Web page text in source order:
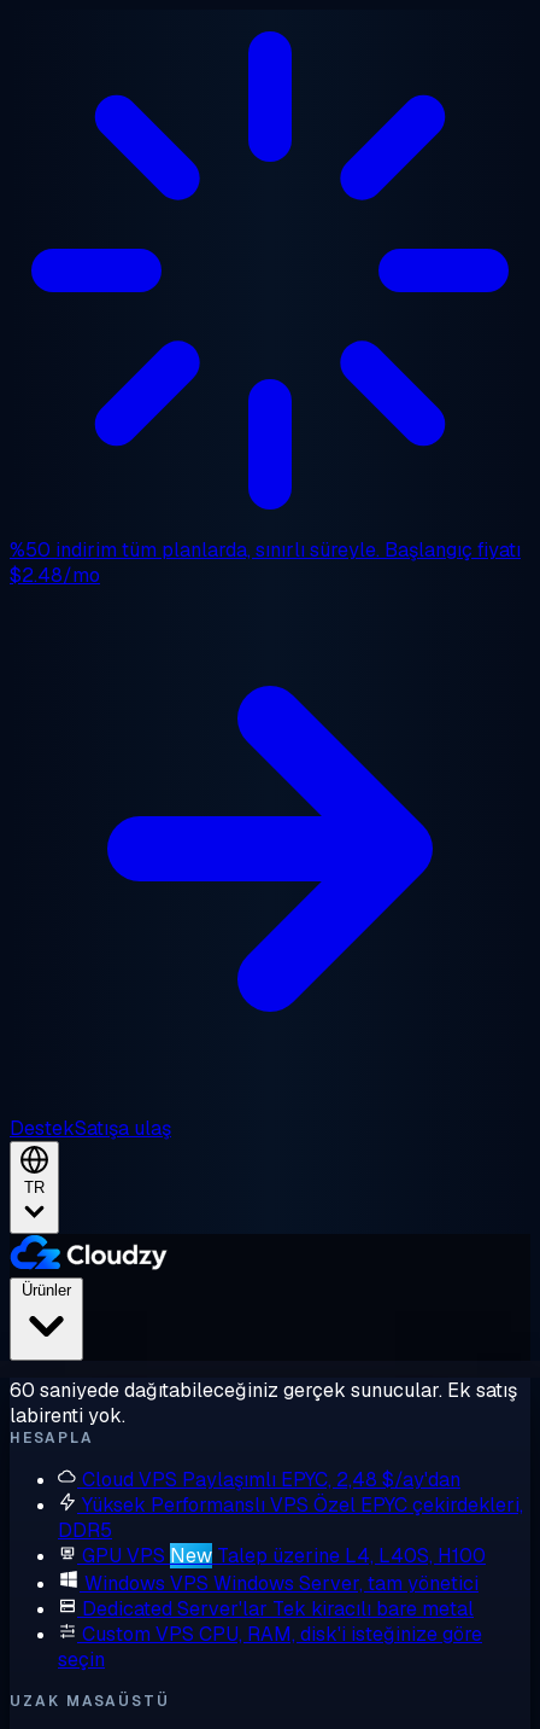
%50 indirim tüm planlarda, sınırlı süreyle. Başlangıç fiyatı
$2.48/mo
DestekSatışa ulaş
TR
Ürünler
60 saniyede dağıtabileceğiniz gerçek sunucular. Ek satış
labirenti yok.
HESAPLA
Cloud VPS Paylaşımlı EPYC, 2,48 $/ay'dan
Yüksek Performanslı VPS Özel EPYC çekirdekleri,
DDR5
GPU VPS New Talep üzerine L4, L40S, H100
Windows VPS Windows Server, tam yönetici
Dedicated Server'lar Tek kiracılı bare metal
Custom VPS CPU, RAM, disk'i isteğinize göre
seçin
UZAK MASAÜSTÜ